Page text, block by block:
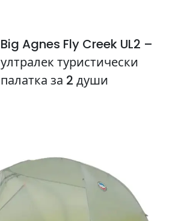
Big Agnes Fly Creek UL2 –
ултралек туристически
палатка за 2 души